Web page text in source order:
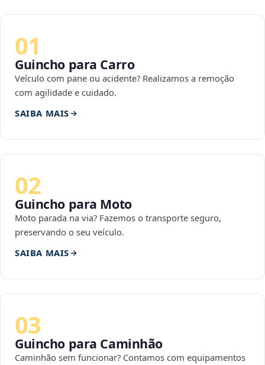
01
Guincho para Carro
Veículo com pane ou acidente? Realizamos a remoção
com agilidade e cuidado.
SAIBA MAIS
02
Guincho para Moto
Moto parada na via? Fazemos o transporte seguro,
preservando o seu veículo.
SAIBA MAIS
03
Guincho para Caminhão
Caminhão sem funcionar? Contamos com equipamentos